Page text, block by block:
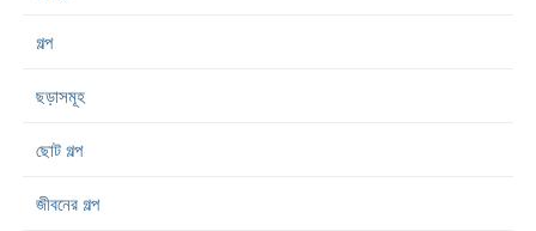
গল্প
ছড়াসমূহ
ছোট গল্প
জীবনের গল্প